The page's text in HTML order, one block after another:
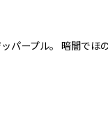
ープル。 暗闇で